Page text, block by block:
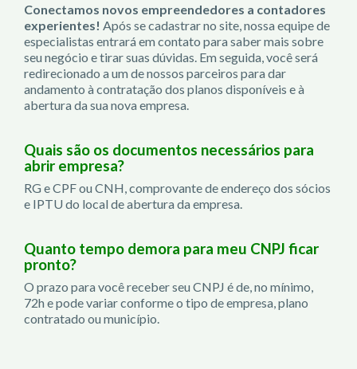
Conectamos novos empreendedores a contadores
experientes! Após se cadastrar no site, nossa equipe de
especialistas entrará em contato para saber mais sobre
seu negócio e tirar suas dúvidas. Em seguida, você será
redirecionado a um de nossos parceiros para dar
andamento à contratação dos planos disponíveis e à
abertura da sua nova empresa.
Quais são os documentos necessários para
abrir empresa?
RG e CPF ou CNH, comprovante de endereço dos sócios
e IPTU do local de abertura da empresa.
Quanto tempo demora para meu CNPJ ficar
pronto?
O prazo para você receber seu CNPJ é de, no mínimo,
72h e pode variar conforme o tipo de empresa, plano
contratado ou município.